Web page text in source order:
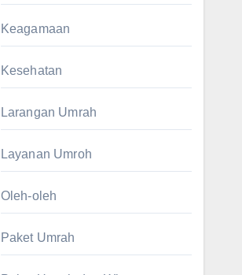
Keagamaan
Kesehatan
Larangan Umrah
Layanan Umroh
Oleh-oleh
Paket Umrah